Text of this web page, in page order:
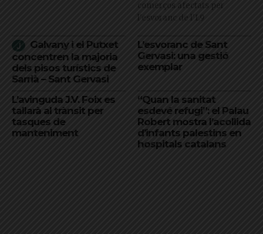
comerços afectats per
l'esvoranc de l'L9
Galvany i el Putxet
concentren la majoria
dels pisos turístics de
Sarrià – Sant Gervasi
L’esvoranc de Sant
Gervasi: una gestió
exemplar
L’avinguda J.V. Foix es
tallarà al trànsit per
tasques de
manteniment
“Quan la sanitat
esdevé refugi”: el Palau
Robert mostra l’acollida
d’infants palestins en
hospitals catalans